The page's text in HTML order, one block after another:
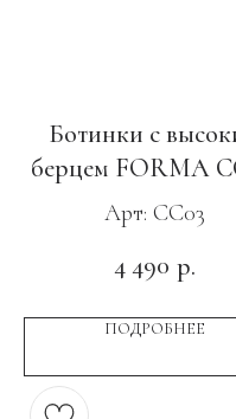
Ботинки с
берцем FORMA
ПУ-Нитрил c МП
Арт: CC03
4 490 р.
ПОДРОБНЕЕ